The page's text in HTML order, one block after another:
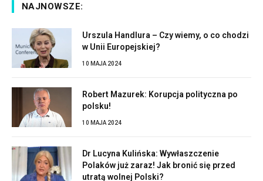
NAJNOWSZE:
Urszula Handlura – Czy wiemy, o co chodzi
w Unii Europejskiej?
10 MAJA 2024
Robert Mazurek: Korupcja polityczna po
polsku!
10 MAJA 2024
Dr Lucyna Kulińska: Wywłaszczenie
Polaków już zaraz! Jak bronić się przed
utratą wolnej Polski?